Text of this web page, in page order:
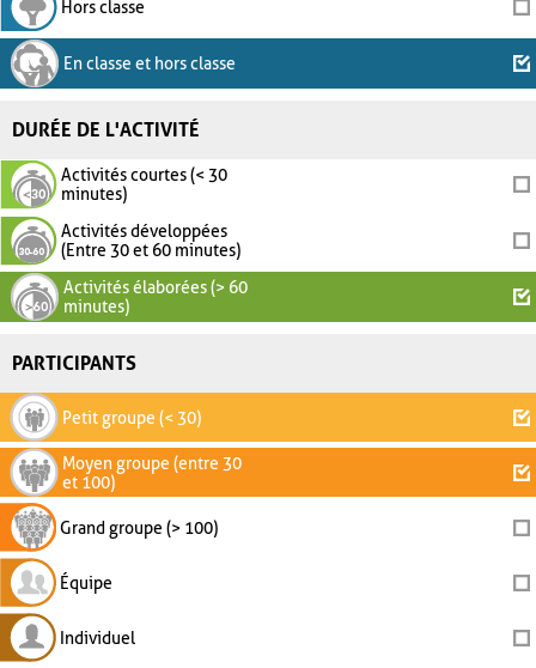
Hors classe
En classe et hors classe
DURÉE DE L'ACTIVITÉ
Activités courtes (< 30
minutes)
Activités développées
(Entre 30 et 60 minutes)
Activités élaborées (> 60
minutes)
PARTICIPANTS
Petit groupe (< 30)
Moyen groupe (entre 30
et 100)
Grand groupe (> 100)
Équipe
Individuel